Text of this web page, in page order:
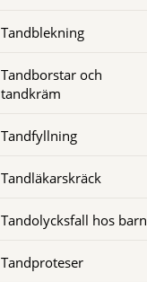
Tandblekning
Tandborstar och
tandkräm
Tandfyllning
Tandläkarskräck
Tandolycksfall hos barn
Tandproteser